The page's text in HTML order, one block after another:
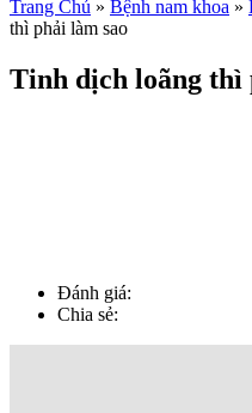
Trang Chủ » Bệnh nam khoa »
thì phải làm sao
Tinh dịch loãng thì
Đánh giá:
Chia sẻ: